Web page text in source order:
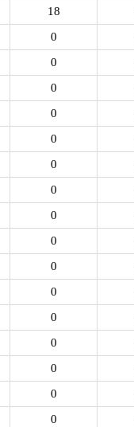
18
0
0
0
0
0
0
0
0
0
0
0
0
0
0
0
0